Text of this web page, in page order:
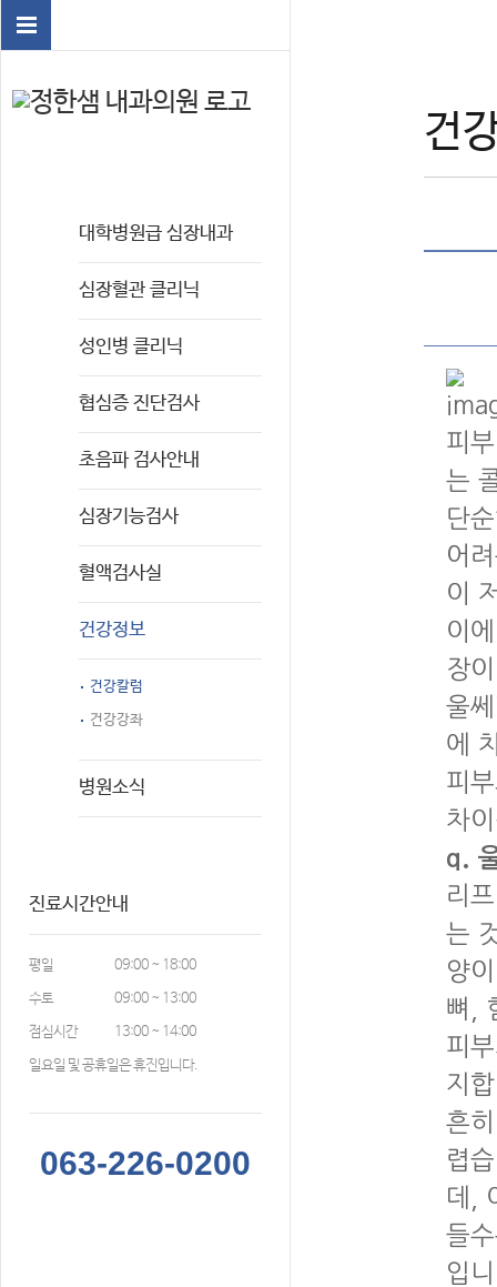
대학병원급 심장내과
심장혈관 클리닉
성인병 클리닉
협심증 진단검사
초음파 검사안내
심장기능검사
혈액검사실
건강정보
건강칼럼
건강강좌
병원소식
진료시간안내
평일
09:00 ~ 18:00
수토
09:00 ~ 13:00
점심시간
13:00 ~ 14:00
일요일 및 공휴일은 휴진입니다.
063-226-0200
건
피
는
단
어
이
이
장
울
에
피
차
q.
리
는
양
뼈,
피
지
흔
렵
데,
들
입